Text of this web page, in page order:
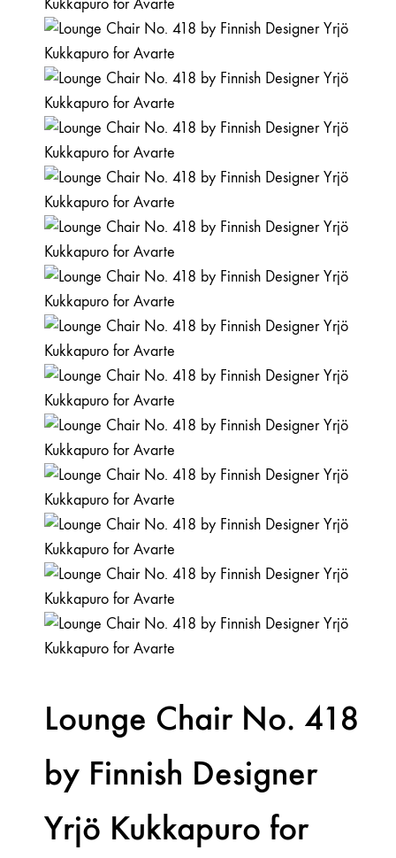
Lounge Chair No. 418
by Finnish Designer
Yrjö Kukkapuro for